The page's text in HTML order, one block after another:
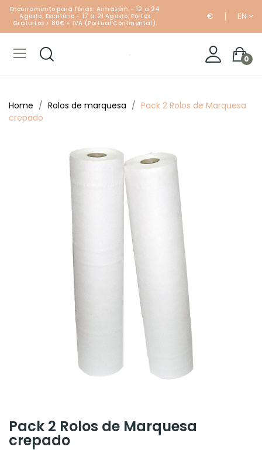
Encerramento para férias: Armazém - 12 a 24
Agosto; Escritório - 17 a 21 Agosto. Portes
Gratuitos > 80€ + IVA (Portual Continental).
€ EN
0
Home Rolos de marquesa
Pack 2 Rolos de Marquesa
crepado
Pack 2 Rolos de Marquesa
crepado